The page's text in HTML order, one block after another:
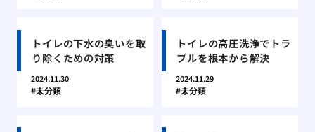
トイレの下水の臭いを取
り除くための対策
2024.11.30
未分類
トイレの高圧洗浄でトラ
ブルを根本から解決
2024.11.29
未分類